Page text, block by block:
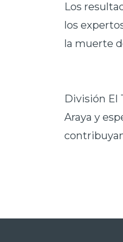
Los
los
la muerte
División El
Araya y